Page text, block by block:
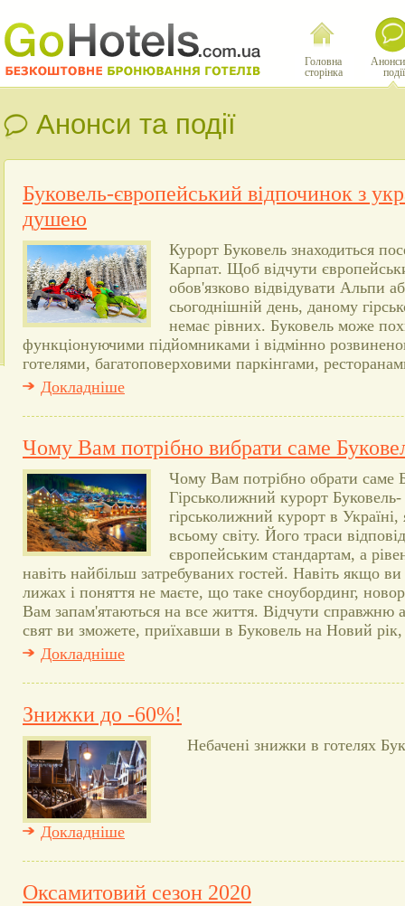
Головна
сторінка
події
Анонси та події
Буковель-європейський відпочинок з
душею
Курорт Буковель знаходиться
Карпат. Щоб відчути
обов'язково відвідувати Альпи
сьогоднішній день, даному
немає рівних. Буковель може
функціонуючими підйомниками і відмінно
готелями, багатоповерховими паркінгами,
Докладніше
Чому Вам потрібно вибрати саме
Чому Вам потрібно обрати саме
Гірськолижний курорт
гірськолижний курорт в
всьому світу. Його траси
європейським стандартам, а
навіть найбільш затребуваних гостей. Навіть якщо
лижах і поняття не маєте, що таке сноубординг,
Вам запам'ятаються на все життя. Відчути справжню
свят ви зможете, приїхавши в Буковель на Новий
Докладніше
Знижки до -60%!
Небачені знижки в готелях
Докладніше
Оксамитовий сезон 2020